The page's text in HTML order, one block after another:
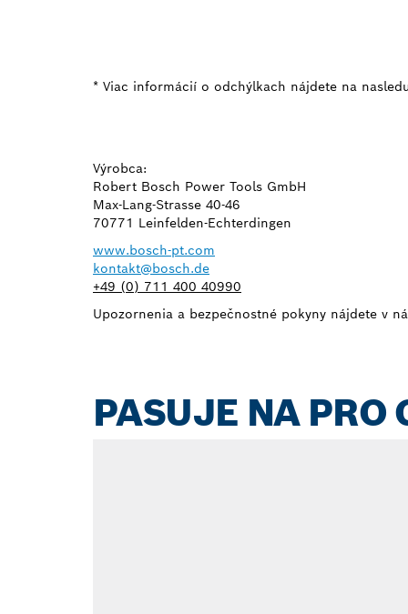
* Viac informácií o odchýlkach nájdete na
Výrobca:
Robert Bosch Power Tools GmbH
Max-Lang-Strasse 40-46
70771 Leinfelden-Echterdingen
www.bosch-pt.com
kontakt@bosch.de
+49 (0) 711 400 40990
Upozornenia a bezpečnostné pokyny nájdete v
PASUJE NA PRO